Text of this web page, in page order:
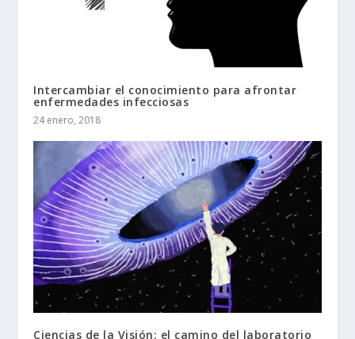
Intercambiar el conocimiento para afrontar
enfermedades infecciosas
24 enero, 2018
Ciencias de la Visión: el camino del laboratorio